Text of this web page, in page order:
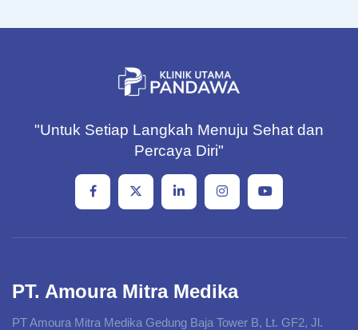
"Untuk Setiap Langkah Menuju Sehat dan
Percaya Diri"
PT. Amoura Mitra Medika
PT Amoura Mitra Medika Gedung Baja Tower B, Lt. GF2, Jl.